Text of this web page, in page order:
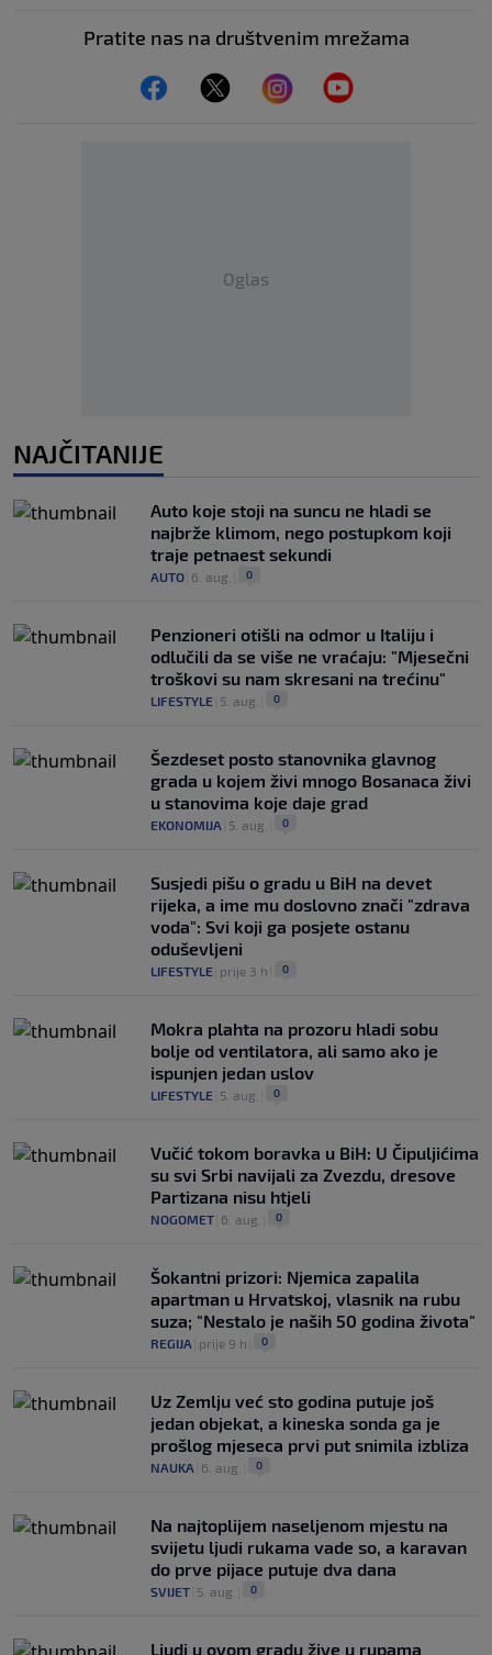
Pratite nas na društvenim mrežama
Oglas
NAJČITANIJE
Auto koje stoji na suncu ne hladi se
najbrže klimom, nego postupkom koji
traje petnaest sekundi
AUTO 6. aug. 0
Penzioneri otišli na odmor u Italiju i
odlučili da se više ne vraćaju: "Mjesečni
troškovi su nam skresani na trećinu"
LIFESTYLE 5. aug. 0
Šezdeset posto stanovnika glavnog
grada u kojem živi mnogo Bosanaca živi
u stanovima koje daje grad
EKONOMIJA 5. aug. 0
Susjedi pišu o gradu u BiH na devet
rijeka, a ime mu doslovno znači "zdrava
voda": Svi koji ga posjete ostanu
oduševljeni
LIFESTYLE prije 3 h 0
Mokra plahta na prozoru hladi sobu
bolje od ventilatora, ali samo ako je
ispunjen jedan uslov
LIFESTYLE 5. aug. 0
Vučić tokom boravka u BiH: U Čipuljićima
su svi Srbi navijali za Zvezdu, dresove
Partizana nisu htjeli
NOGOMET 6. aug. 0
Šokantni prizori: Njemica zapalila
apartman u Hrvatskoj, vlasnik na rubu
suza; "Nestalo je naših 50 godina života"
REGIJA prije 9 h 0
Uz Zemlju već sto godina putuje još
jedan objekat, a kineska sonda ga je
prošlog mjeseca prvi put snimila izbliza
NAUKA 6. aug. 0
Na najtoplijem naseljenom mjestu na
svijetu ljudi rukama vade so, a karavan
do prve pijace putuje dva dana
SVIJET 5. aug. 0
Ljudi u ovom gradu žive u rupama